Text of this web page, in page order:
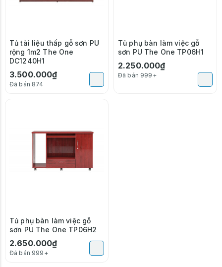
Tủ tài liệu thấp gỗ sơn PU
rộng 1m2 The One
DC1240H1
3.500.000₫
Đã bán 874
Tủ phụ bàn làm việc gỗ
sơn PU The One TP06H1
2.250.000₫
Đã bán 999+
Tủ phụ bàn làm việc gỗ
sơn PU The One TP06H2
2.650.000₫
Đã bán 999+